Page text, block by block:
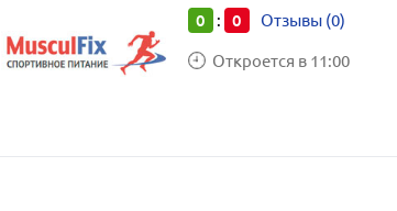
0 : 0 Отзывы (0)
Откроется в 11:00